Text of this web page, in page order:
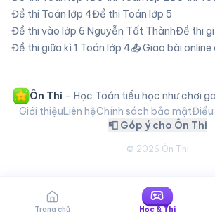
Đề thi Toán lớp 4Đề thi Toán lớp 5
Đề thi vào lớp 6 Nguyễn Tất ThànhĐề thi
Đề thi giữa kì 1 Toán lớp 4📤 Giao bài
Ôn Thi – Học Toán tiểu học như chơi
Giới thiệuLiên hệChính sách bảo mậtĐiều
📮 Góp ý cho Ôn Thi
© 2026 Ôn Thi
Trang chủ Học & Thi